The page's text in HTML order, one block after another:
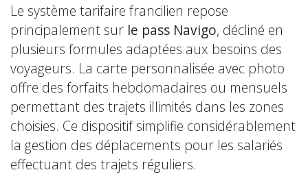
Le système tarifaire francilien repose
principalement sur le pass Navigo, décliné en
plusieurs formules adaptées aux besoins des
voyageurs. La carte personnalisée avec photo
offre des forfaits hebdomadaires ou mensuels
permettant des trajets illimités dans les zones
choisies. Ce dispositif simplifie considérablement
la gestion des déplacements pour les salariés
effectuant des trajets réguliers.